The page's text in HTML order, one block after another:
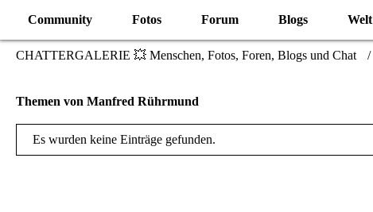
Community Fotos Forum Blogs Welt
CHATTERGALERIE 💥 Menschen, Fotos, Foren, Blogs und Chat
Themen von Manfred Rührmund
Es wurden keine Einträge gefunden.